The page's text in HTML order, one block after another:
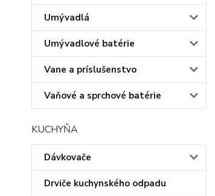
Umývadlá
Umývadlové batérie
Vane a príslušenstvo
Vaňové a sprchové batérie
KUCHYŇA
Dávkovače
Drviče kuchynského odpadu